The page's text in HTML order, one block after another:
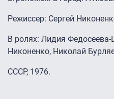
Режиссер: Сергей
В ролях: Лидия
Никоненко, Николай
СССР, 1976.